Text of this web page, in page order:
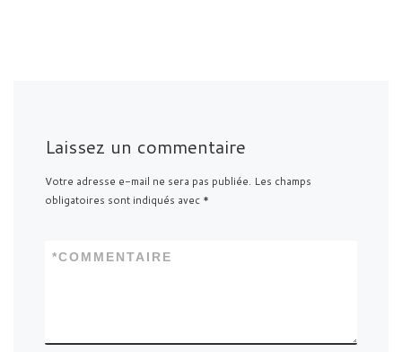
Laissez un commentaire
Votre adresse e-mail ne sera pas publiée. Les champs
obligatoires sont indiqués avec *
COMMENTAIRE
*